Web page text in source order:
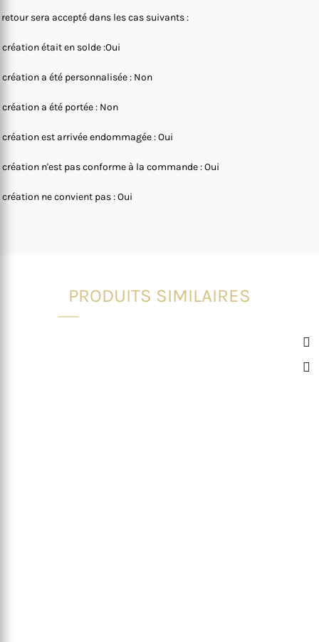
retour sera accepté dans les cas suivants :
création était en solde :Oui
création a été personnalisée : Non
création a été portée : Non
création est arrivée endommagée : Oui
création n'est pas conforme à la commande : Oui
création ne convient pas : Oui
PRODUITS SIMILAIRES